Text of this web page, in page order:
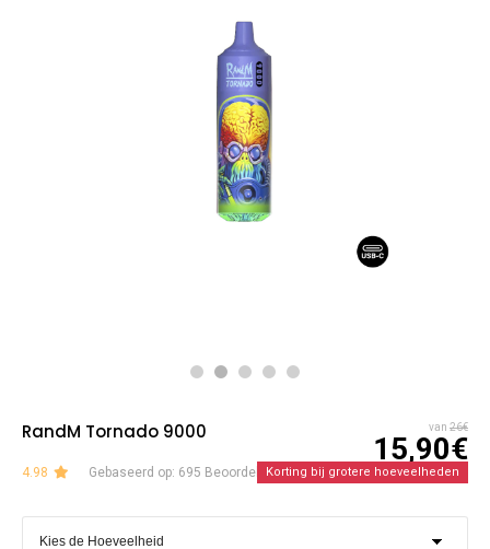
RandM Tornado 9000 van 26€
15,90€
4.98 Gebaseerd op: 695 BeoordelingenKorting bij grotere hoeveelheden